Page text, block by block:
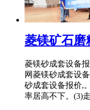
菱镁矿石磨
菱镁砂成套设备
网菱镁砂成套设
砂成套设备报价,
率居高不下。(3)